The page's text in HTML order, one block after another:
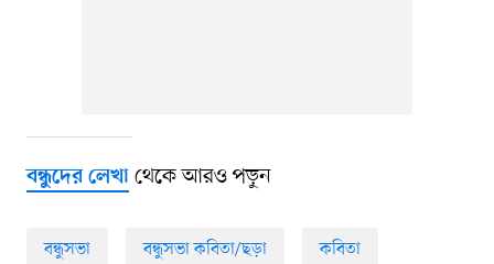
বন্ধুদের লেখাথেকে আরও পড়ুন
বন্ধুসভা বন্ধুসভা কবিতা/ছড়া কবিতা